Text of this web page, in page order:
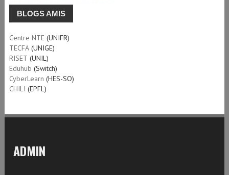
BLOGS AMIS
Centre NTE(UNIFR)
TECFA(UNIGE)
RISET (UNIL)
Eduhub (Switch)
CyberLearn (HES-SO)
CHILI (EPFL)
ADMIN